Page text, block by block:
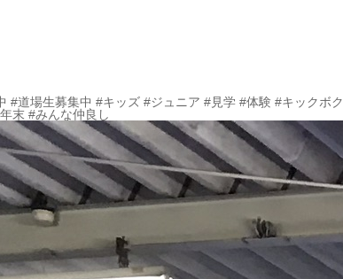
道場生募集中 #キッズ #ジュニア #見学 #体験 #キックボク
末 #みんな仲良し